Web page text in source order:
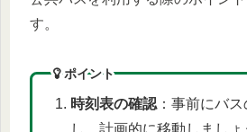
す。
ポイント
時刻表の確認：事前にバ